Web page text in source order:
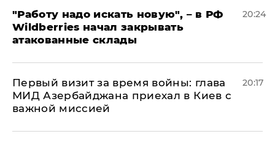
"Работу надо искать новую", – в РФ
Wildberries начал закрывать
атакованные склады
20:24
Первый визит за время войны: глава
МИД Азербайджана приехал в Киев с
важной миссией
20:17